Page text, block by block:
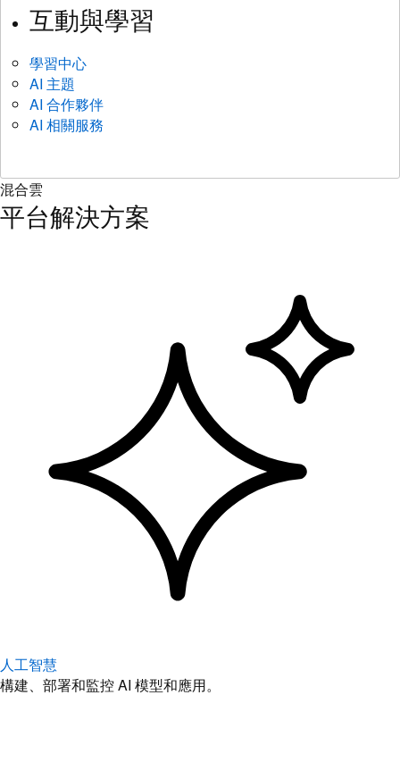
互動與學習
學習中心
AI 主題
AI 合作夥伴
AI 相關服務
混合雲
平台解決方案
人工智慧
構建、部署和監控 AI 模型和應用。